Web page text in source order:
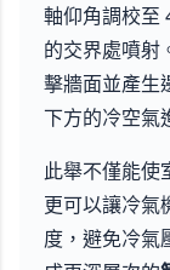
軸仰角調校至
的交界處噴射
擊牆面並產生
下方的冷空氣
此舉不僅能使
更可以讓冷氣
度，避免冷氣